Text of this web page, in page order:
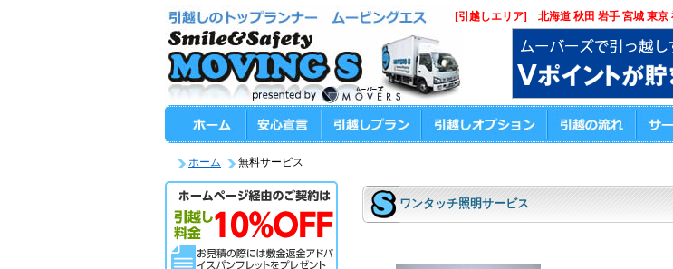
ホーム 無料サービス
ワンタッチ照明サービス
[引越しエリア] 北海道 秋田 岩手 宮城 東京